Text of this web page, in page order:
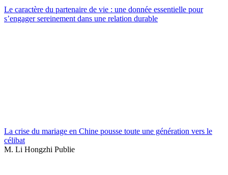
Le caractère du partenaire de vie : une donnée essentielle pour
s’engager sereinement dans une relation durable
La crise du mariage en Chine pousse toute une génération vers le
célibat
M. Li Hongzhi Publie